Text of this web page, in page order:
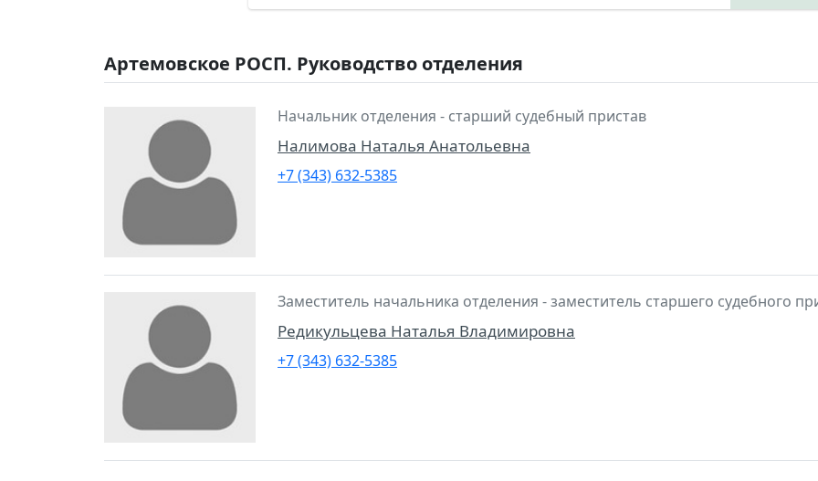
Артемовское РОСП. Руководство отделения
Начальник отделения - старший судебный пристав
Налимова Наталья Анатольевна
+7 (343) 632-5385
Заместитель начальника отделения - заместитель старшего судебного
Редикульцева Наталья Владимировна
+7 (343) 632-5385